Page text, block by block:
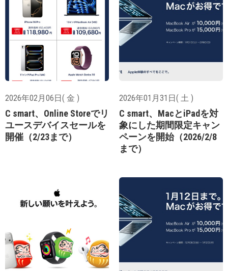
2026年02月06日( 金 )
C smart、Online Storeでリ
ユースデバイスセールを
開催（2/23まで）
2026年01月31日( 土 )
C smart、MacとiPadを対
象にした期間限定キャン
ペーンを開始（2026/2/8
まで）